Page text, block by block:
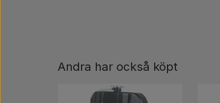
Andra har också köpt